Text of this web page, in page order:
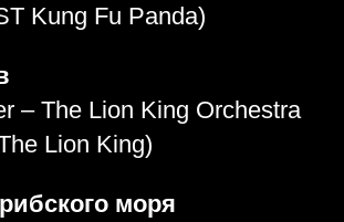
Kung Fu Panda)
– The Lion King Orchestra
Lion King)
моря